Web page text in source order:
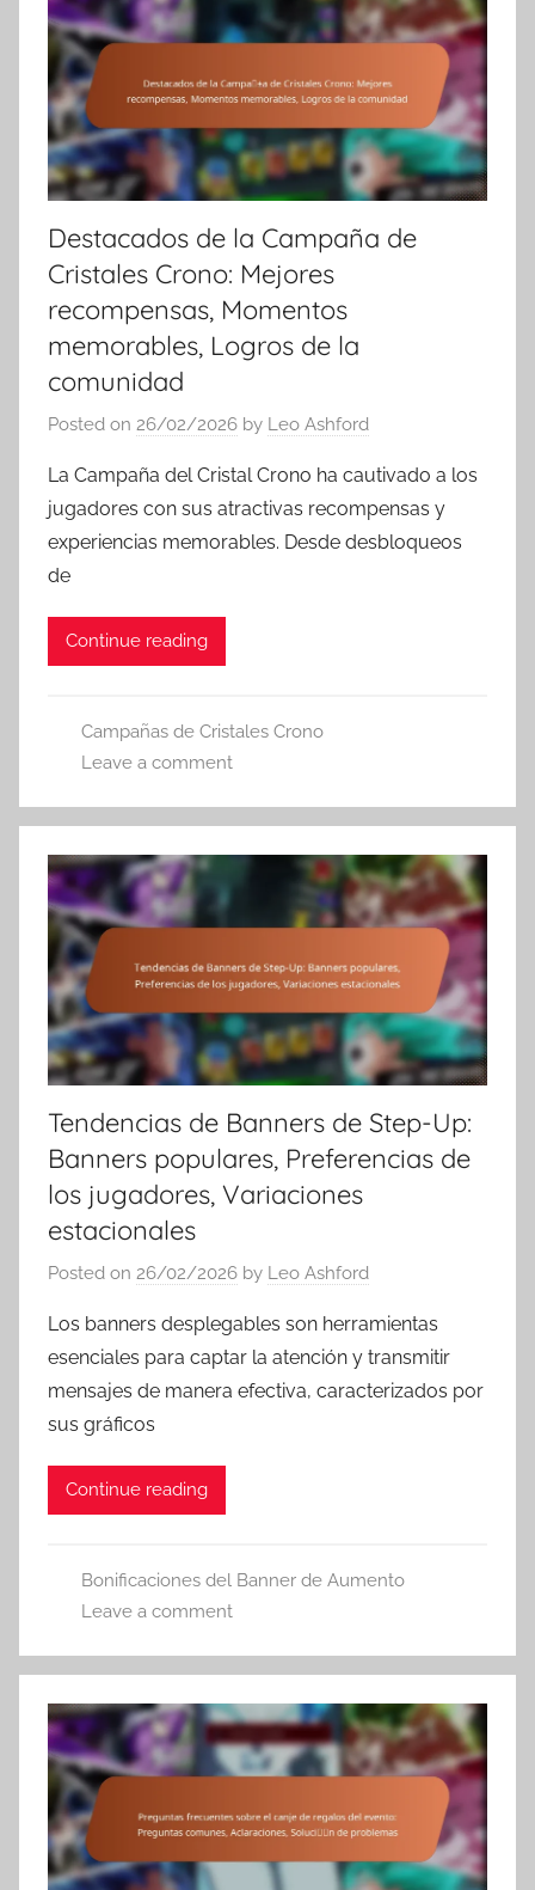
Destacados de la Campaña de
Cristales Crono: Mejores
recompensas, Momentos
memorables, Logros de la
comunidad
Posted on 26/02/2026 by Leo Ashford
La Campaña del Cristal Crono ha cautivado a los
jugadores con sus atractivas recompensas y
experiencias memorables. Desde desbloqueos
de
Continue reading
Campañas de Cristales Crono
Leave a comment
Tendencias de Banners de Step-Up:
Banners populares, Preferencias de
los jugadores, Variaciones
estacionales
Posted on 26/02/2026 by Leo Ashford
Los banners desplegables son herramientas
esenciales para captar la atención y transmitir
mensajes de manera efectiva, caracterizados por
sus gráficos
Continue reading
Bonificaciones del Banner de Aumento
Leave a comment